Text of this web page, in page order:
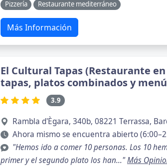
Pizzería Restaurante mediterráneo
Más Información
El Cultural Tapas (Restaurante
tapas, platos combinados y
3.9
Rambla d'Ègara, 340b, 08221 Terrassa,
Ahora mismo se encuentra abierto
"Hemos ido a comer 10 personas. Los 10
primer y el segundo plato los han..."Más